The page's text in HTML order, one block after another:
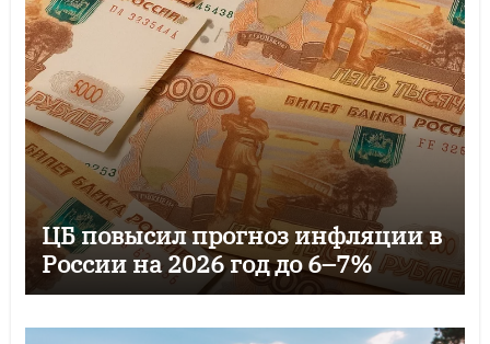
ЦБ повысил прогноз инфляции в
России на 2026 год до 6–7%